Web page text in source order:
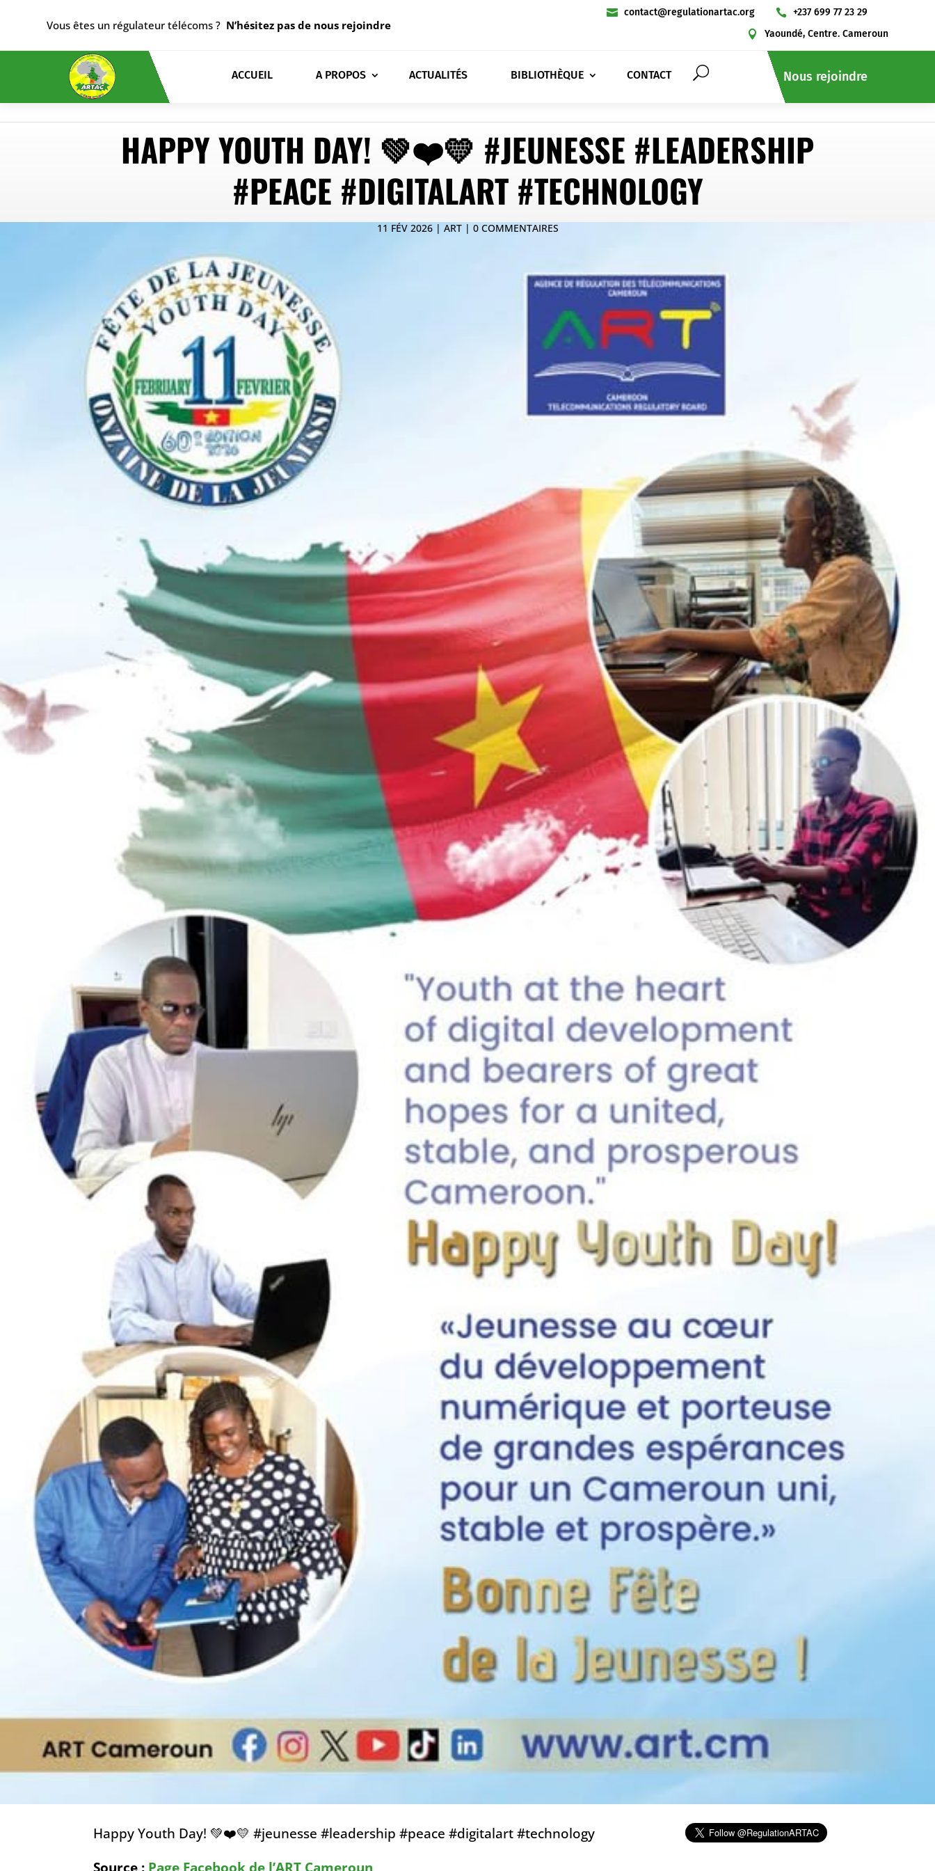
Vous êtes un régulateur télécoms ? N’hésitez pas de nous rejoindre
 contact@regulationartac.org  +237 699 77 23 29
 Yaoundé, Centre. Cameroun
ACCUEIL A PROPOS ACTUALITÉS BIBLIOTHÈQUE CONTACT Nous rejoindre
HAPPY YOUTH DAY! 💚❤️💛 #JEUNESSE #LEADERSHIP
#PEACE #DIGITALART #TECHNOLOGY
11 FÉV 2026 ART 0 COMMENTAIRES
Happy Youth Day! 💚❤️💛 #jeunesse #leadership #peace #digitalart #technology